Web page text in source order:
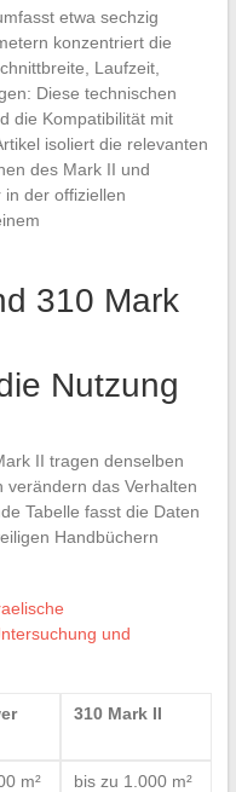
etwa sechzig
konzentriert die
Laufzeit,
Diese technischen
die Kompatibilität mit
isoliert die relevanten
des Mark II und
in der offiziellen
310 Mark
Nutzung
II tragen denselben
verändern das Verhalten
Tabelle fasst die Daten
Handbüchern
und
310 Mark II
m² bis zu 1.000 m²